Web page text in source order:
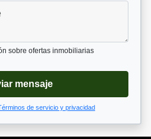
sobre ofertas inmobiliarias
mensaje
de servicio y privacidad